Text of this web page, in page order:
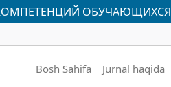
ОБУЧАЮЩИХСЯ
Bosh Sahifa Jurnal haqida